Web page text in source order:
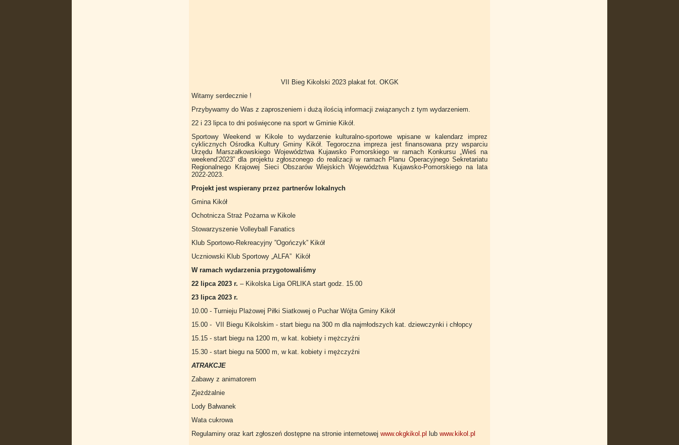
VII Bieg Kikolski 2023 plakat fot. OKGK
Witamy serdecznie !
Przybywamy do Was z zaproszeniem i dużą ilością informacji związanych z tym wydarzeniem.
22 i 23 lipca to dni poświęcone na sport w Gminie Kikół.
Sportowy Weekend w Kikole to wydarzenie kulturalno-sportowe wpisane w kalendarz imprez
cyklicznych Ośrodka Kultury Gminy Kikół. Tegoroczna impreza jest finansowana przy wsparciu
Urzędu Marszałkowskiego Województwa Kujawsko Pomorskiego w ramach Konkursu „Wieś na
weekend’2023” dla projektu zgłoszonego do realizacji w ramach Planu Operacyjnego Sekretariatu
Regionalnego Krajowej Sieci Obszarów Wiejskich Województwa Kujawsko-Pomorskiego na lata
2022-2023.
Projekt jest wspierany przez partnerów lokalnych
Gmina Kikół
Ochotnicza Straż Pożarna w Kikole
Stowarzyszenie Volleyball Fanatics
Klub Sportowo-Rekreacyjny ”Ogończyk” Kikół
Uczniowski Klub Sportowy „ALFA” Kikół
W ramach wydarzenia przygotowaliśmy
22 lipca 2023 r. – Kikolska Liga ORLIKA start godz. 15.00
23 lipca 2023 r.
10.00 - Turnieju Plażowej Piłki Siatkowej o Puchar Wójta Gminy Kikół
15.00 - VII Biegu Kikolskim - start biegu na 300 m dla najmłodszych kat. dziewczynki i chłopcy
15.15 - start biegu na 1200 m, w kat. kobiety i mężczyźni
15.30 - start biegu na 5000 m, w kat. kobiety i mężczyźni
ATRAKCJE
Zabawy z animatorem
Zjeżdżalnie
Lody Bałwanek
Wata cukrowa
Regulaminy oraz kart zgłoszeń dostępne na stronie internetowej www.okgkikol.pl lub www.kikol.pl